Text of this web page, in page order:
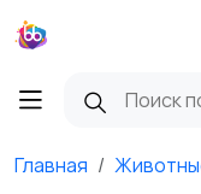
Главная